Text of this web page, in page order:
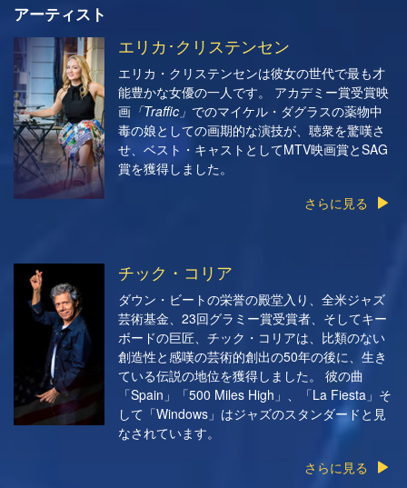
アーティスト
エリカ･クリステンセン
エリカ・クリステンセンは彼女の世代で最も才
能豊かな女優の一人です。 アカデミー賞受賞映
画 「Traffic」 でのマイケル・ダグラスの薬物中
毒の娘としての画期的な演技が、聴衆を驚嘆さ
せ、ベスト・キャストとしてMTV映画賞とSAG
賞を獲得しました。
さらに見る
チック・コリア
ダウン・ビートの栄誉の殿堂入り、全米ジャズ
芸術基金、23回グラミー賞受賞者、そしてキー
ボードの巨匠、チック・コリアは、比類のない
創造性と感嘆の芸術的創出の50年の後に、生き
ている伝説の地位を獲得しました。 彼の曲
「Spain」「500 Miles High」、「La Fiesta」そ
して「Windows」はジャズのスタンダードと見
なされています。
さらに見る